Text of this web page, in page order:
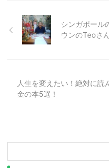
シンガポール
ウンのTeoさ
人生を変えたい！絶対に読
金の本5選！